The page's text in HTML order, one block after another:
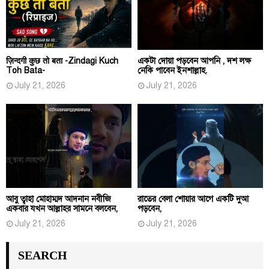
ज़िन्दगी कुछ तो बता -Zindagi Kuch
Toh Bata-
July 21, 2026
একটা দোয়া পড়বেন আপনি , দশ লক্ষ
নেকি পাবেন ইনশাল্লাহ.
July 21, 2026
আবু ত্বাহা মোহাম্মদ আদনান নবীজি
একবার যখন আল্লাহর সামনে বলবেন,
July 21, 2026
রাতের বেলা শোয়ার আগে একটি দুআ
পড়বেন,
July 21, 2026
SEARCH